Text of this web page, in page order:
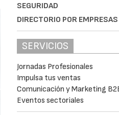
SEGURIDAD
DIRECTORIO POR EMPRESAS
SERVICIOS
Jornadas Profesionales
Impulsa tus ventas
Comunicación y Marketing
Eventos sectoriales